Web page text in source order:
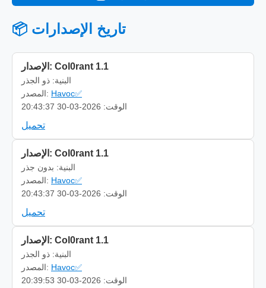
📦 تاريخ الإصدارات
الإصدار: Col0rant 1.1
البنية: ذو الجذر
المصدر: Havoc✅
الوقت: 2026-03-30 20:43:37
تحميل
الإصدار: Col0rant 1.1
البنية: بدون جذر
المصدر: Havoc✅
الوقت: 2026-03-30 20:43:37
تحميل
الإصدار: Col0rant 1.1
البنية: ذو الجذر
المصدر: Havoc✅
الوقت: 2026-03-30 20:39:53